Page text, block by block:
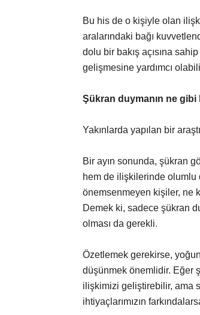
Bu his de o kişiyle olan
aralarındaki bağı
dolu bir bakış açısına
gelişmesine yardımcı
Şükran duymanın ne gibi
Yakınlarda yapılan bir
Bir ayın sonunda, şükran
hem de ilişkilerinde olumlu
önemsenmeyen kişiler, ne
Demek ki, sadece şükran
olması da gerekli.
Özetlemek gerekirse,
düşünmek önemlidir. Eğer
ilişkimizi geliştirebilir, ama
ihtiyaçlarımızın